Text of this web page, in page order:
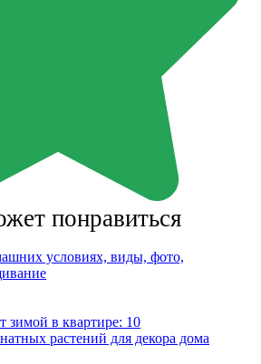
понравиться
условиях, виды, фото,
зимой в квартире: 10
растений для декора дома